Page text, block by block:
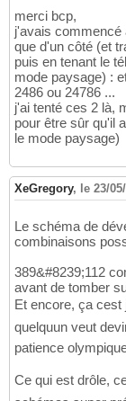
18
19
20
21
22
23
24
25
27
28
29
31
32
33
34
35
36
37
38
40
41
2475
2485
2486
2563
2575
2585
2586
2595
2596
2685
2686
2695
3586
3596
3686
3696
4741
4742
4751
4752
4785
merci bcp,
j'avais commencé
que d'un côté (et
puis en tenant le
mode paysage) :
2486 ou 24786 ...
j'ai tenté ces 2 là,
pour être sûr qu'il
le mode paysage)
XeGregory, le 23/
Le schéma de
combinaisons
389&#8239;112
avant de tomber
Et encore, ça
quelquun veut
patience
Ce qui est drôle,